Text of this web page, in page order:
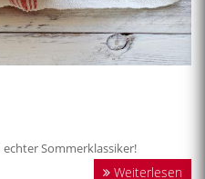
echter Sommerklassiker!
Weiterlesen